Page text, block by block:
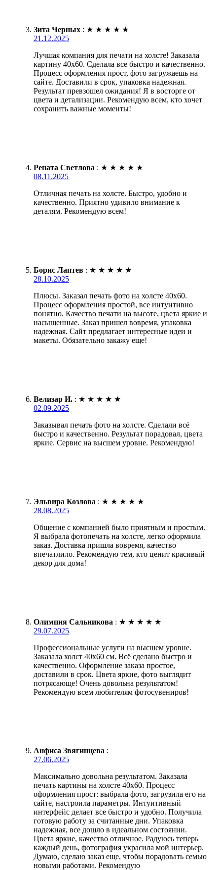
Зита Черных : ★ ★ ★ ★ ★
21.12.2025
Лучшая компания для печати на холсте! Заказала
картину 40х60. Сделала все быстро и качественно.
Процесс оформления прост, фото загружаешь на
сайте. Доставили в срок, упаковка надежная.
Результат превзошел ожидания! Я в восторге от
цвета и детализации. Рекомендую всем, кто хочет
сохранить важные моменты!
Рената Светлова : ★ ★ ★ ★ ★
08.11.2025
Отличная печать на холсте. Быстро, удобно и
качественно. Приятно удивило внимание к
деталям. Рекомендую всем!
Борис Лаптев : ★ ★ ★ ★ ★
28.10.2025
Плюсы. Заказал печать фото на холсте 40х60.
Процесс оформления простой, все интуитивно
понятно. Качество печати на высоте, цвета яркие и
насыщенные. Заказ пришел вовремя, упаковка
надежная. Сайт предлагает интересные идеи и
макеты. Обязательно закажу еще!
Велизар И. : ★ ★ ★ ★ ★
02.09.2025
Заказывал печать фото на холсте. Сделали всё
быстро и качественно. Результат порадовал, цвета
яркие. Сервис на высшем уровне. Рекомендую!
Эльвира Козлова : ★ ★ ★ ★ ★
28.08.2025
Общение с компанией было приятным и простым.
Я выбрала фотопечать на холсте, легко оформила
заказ. Доставка пришла вовремя, качество
впечатлило. Рекомендую тем, кто ценит красивый
декор для дома!
Олимпия Сальникова : ★ ★ ★ ★ ★
29.07.2025
Профессиональные услуги на высшем уровне.
Заказала холст 40х60 см. Всё сделано быстро и
качественно. Оформление заказа простое,
доставили в срок. Цвета яркие, фото выглядит
потрясающе! Очень довольна результатом!
Рекомендую всем любителям фотосувениров!
Анфиса Звягинцева :
27.06.2025
Максимально довольна результатом. Заказала
печать картины на холсте 40х60. Процесс
оформления прост: выбрала фото, загрузила его на
сайте, настроила параметры. Интуитивный
интерфейс делает все быстро и удобно. Получила
готовую работу за считанные дни. Упаковка
надежная, все дошло в идеальном состоянии.
Цвета яркие, качество отличное. Радуюсь теперь
каждый день, фотография украсила мой интерьер.
Думаю, сделаю заказ еще, чтобы порадовать семью
новыми работами. Рекомендую